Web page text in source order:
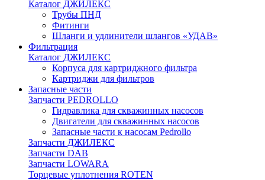
Каталог ДЖИЛЕКС
Трубы ПНД
Фитинги
Шланги и удлинители шлангов «УДАВ»
Фильтрация
Каталог ДЖИЛЕКС
Корпуса для картриджного фильтра
Картриджи для фильтров
Запасные части
Запчасти PEDROLLO
Гидравлика для скважинных насосов
Двигатели для скважинных насосов
Запасные части к насосам Pedrollo
Запчасти ДЖИЛЕКС
Запчасти DAB
Запчасти LOWARA
Торцевые уплотнения ROTEN